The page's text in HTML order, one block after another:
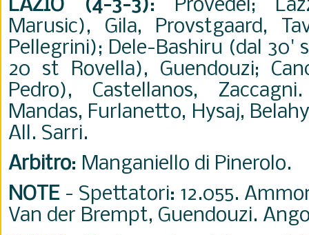
LAZIO (4-3-3): Provedel;
Marusic), Gila, Provstgaard,
Pellegrini); Dele-Bashiru (dal 30'
20 st Rovella), Guendouzi;
Pedro), Castellanos,
Mandas, Furlanetto, Hysaj,
All. Sarri.
Arbitro: Manganiello di Pinerolo.
NOTE - Spettatori: 12.055.
Van der Brempt, Guendouzi.